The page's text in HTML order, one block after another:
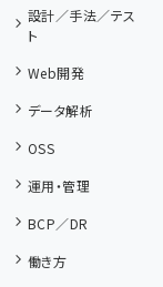
設計／手法／テス
ト
Web開発
データ解析
OSS
運用・管理
BCP／DR
働き方